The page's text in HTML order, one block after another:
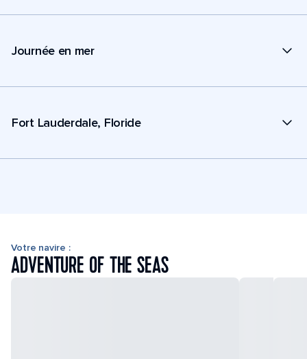
Journée en mer
Fort Lauderdale, Floride
Votre navire :
ADVENTURE OF THE SEAS